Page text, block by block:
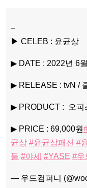
–
▶ CELEB : 윤균상
▶ DATE : 2022년 6
▶ RELEASE : tvN /
▶ PRODUCT : 오피
▶ PRICE : 69,000원
균상 #윤균상패션 #
들 #야세 #YASE #우
— 우드컴퍼니